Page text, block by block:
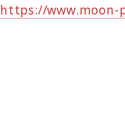
https://www.moon-